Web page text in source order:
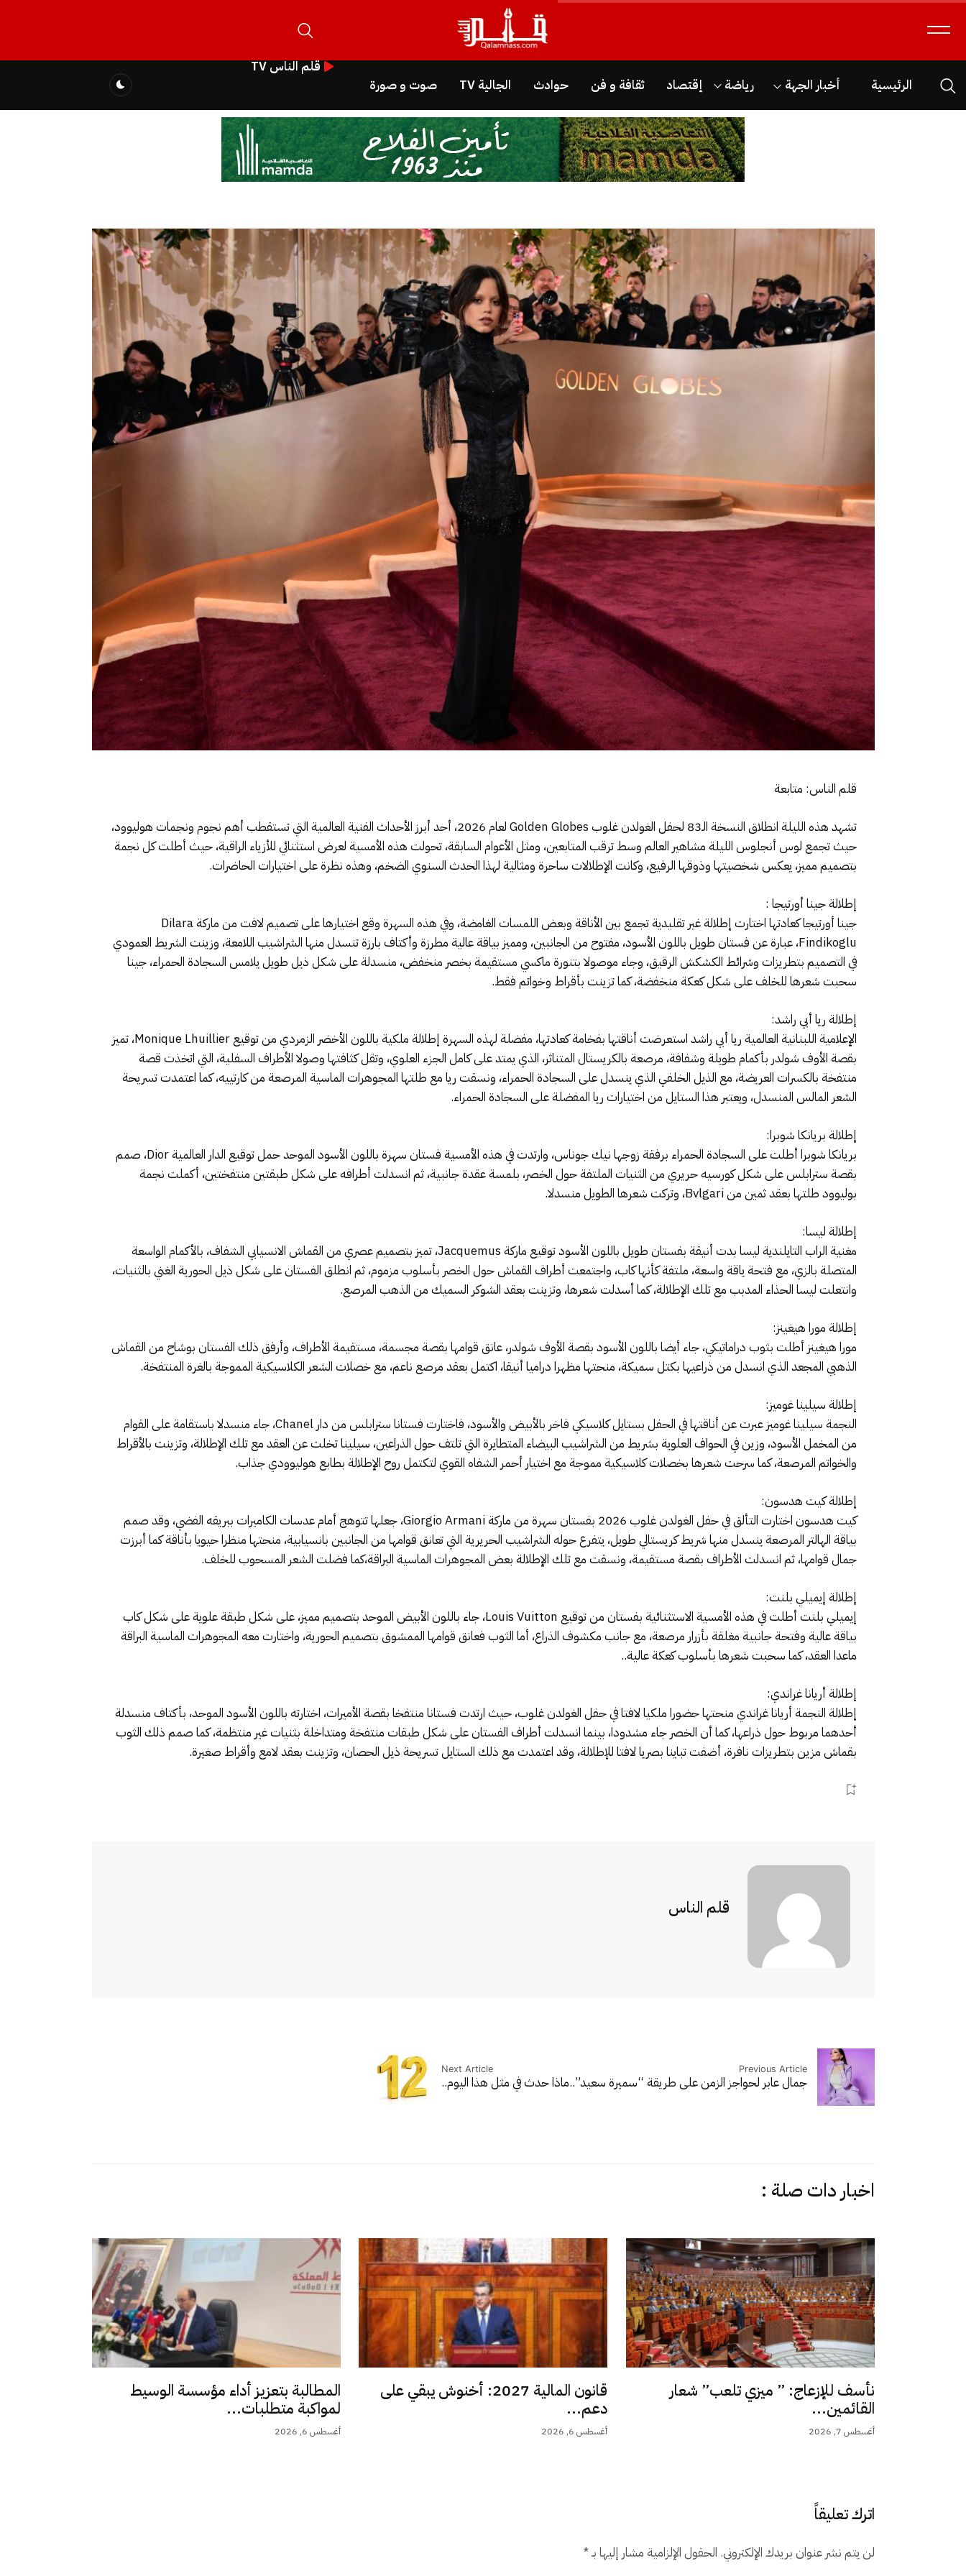
الرئيسية أخبار الجهة رياضة إقتصاد ثقافة و فن حوادث الجالية TV صوت و صورة
قلم الناس TV
قلم الناس: متابعة
تشهد هذه الليلة انطلاق النسخة الـ83 لحفل الغولدن غلوب Golden Globes لعام 2026، أحد أبرز الأحداث الفنية العالمية التي تستقطب أهم نجوم ونجمات هوليوود،
حيث تجمع لوس أنجلوس الليلة مشاهير العالم وسط ترقب المتابعين، ومثل الأعوام السابقة، تحولت هذه الأمسية لعرض استثنائي للأزياء الراقية، حيث أطلت كل نجمة
بتصميم مميز، يعكس شخصيتها وذوقها الرفيع، وكانت الإطلالات ساحرة ومثالية لهذا الحدث السنوي الضخم، وهذه نظرة على اختيارات الحاضرات.
إطلالة جينا أورتيجا :
جينا أورتيجا كعادتها اختارت إطلالة غير تقليدية تجمع بين الأناقة وبعض اللمسات الغامضة، وفي هذه السهرة وقع اختيارها على تصميم لافت من ماركة Dilara
Findikoglu، عبارة عن فستان طويل باللون الأسود، مفتوح من الجانبين، ومميز بياقة عالية مطرزة وأكتاف بارزة تنسدل منها الشراشيب اللامعة، وزينت الشريط العمودي
في التصميم بتطريزات وشرائط الكشكش الرقيق، وجاء موصولا بتنورة ماكسي مستقيمة بخصر منخفض، منسدلة على شكل ذيل طويل يلامس السجادة الحمراء، جينا
سحبت شعرها للخلف على شكل كعكة منخفضة، كما تزينت بأقراط وخواتم فقط.
إطلالة ريا أبي راشد:
الإعلامية اللبنانية العالمية ريا أبي راشد استعرضت أناقتها بفخامة كعادتها، مفضلة لهذه السهرة إطلالة ملكية باللون الأخضر الزمردي من توقيع Monique Lhuillier، تميز
بقصة الأوف شولدر بأكمام طويلة وشفافة، مرصعة بالكريستال المتناثر، الذي يمتد على كامل الجزء العلوي، وتقل كثافتها وصولا الأطراف السفلية، التي اتخذت قصة
منتفخة بالكسرات العريضة، مع الذيل الخلفي الذي ينسدل على السجادة الحمراء، ونسقت ريا مع طلتها المجوهرات الماسية المرصعة من كارتييه، كما اعتمدت تسريحة
الشعر المالس المنسدل، ويعتبر هذا الستايل من اختيارات ريا المفضلة على السجادة الحمراء.
إطلالة بريانكا شوبرا:
بريانكا شوبرا أطلت على السجادة الحمراء برفقة زوجها نيك جوناس، وارتدت في هذه الأمسية فستان سهرة باللون الأسود الموحد حمل توقيع الدار العالمية Dior، صمم
بقصة سترابلس على شكل كورسيه حريري من الثنيات الملتفة حول الخصر، بلمسة عقدة جانبية، ثم انسدلت أطرافه على شكل طبقتين منتفختين، أكملت نجمة
بوليوود طلتها بعقد ثمين من Bvlgari، وتركت شعرها الطويل منسدلا.
إطلالة ليسا:
مغنية الراب التايلندية ليسا بدت أنيقة بفستان طويل باللون الأسود توقيع ماركة Jacquemus، تميز بتصميم عصري من القماش الانسيابي الشفاف، بالأكمام الواسعة
المتصلة بالزي، مع فتحة ياقة واسعة، ملتفة كأنها كاب، واجتمعت أطراف القماش حول الخصر بأسلوب مزموم، ثم انطلق الفستان على شكل ذيل الحورية الغني بالثنيات،
وانتعلت ليسا الحذاء المدبب مع تلك الإطلالة، كما أسدلت شعرها، وتزينت بعقد الشوكر السميك من الذهب المرصع.
إطلالة مورا هيغينز:
مورا هيغينز أطلت بثوب دراماتيكي، جاء أيضا باللون الأسود بقصة الأوف شولدر، عانق قوامها بقصة مجسمة، مستقيمة الأطراف، وأرفق ذلك الفستان بوشاح من القماش
الذهبي المجعد الذي انسدل من ذراعيها بكتل سميكة، منحتها مظهرا دراميا أنيقا، اكتمل بعقد مرصع ناعم، مع خصلات الشعر الكلاسيكية المموجة بالغرة المنتفخة.
إطلالة سيلينا غوميز:
النجمة سيلينا غوميز عبرت عن أناقتها في الحفل بستايل كلاسيكي فاخر بالأبيض والأسود، فاختارت فستانا سترابلس من دار Chanel، جاء منسدلا باستقامة على القوام
من المخمل الأسود، وزين في الحواف العلوية بشريط من الشراشيب البيضاء المتطايرة التي تلتف حول الذراعين، سيلينا تخلت عن العقد مع تلك الإطلالة، وتزينت بالأقراط
والخواتم المرصعة، كما سرحت شعرها بخصلات كلاسيكية مموجة مع اختيار أحمر الشفاه القوي لتكتمل روح الإطلالة بطابع هوليوودي جذاب.
إطلالة كيت هدسون:
كيت هدسون اختارت التألق في حفل الغولدن غلوب 2026 بفستان سهرة من ماركة Giorgio Armani، جعلها تتوهج أمام عدسات الكاميرات ببريقه الفضي، وقد صمم
بياقة الهالتر المرصعة ينسدل منها شريط كريستالي طويل، يتفرع حوله الشراشيب الحريرية التي تعانق قوامها من الجانبين بانسيابية، منحتها منظرا حيويا بأناقة كما أبرزت
جمال قوامها، ثم انسدلت الأطراف بقصة مستقيمة، ونسقت مع تلك الإطلالة بعض المجوهرات الماسية البراقة،كما فضلت الشعر المسحوب للخلف.
إطلالة إيميلي بلنت:
إيميلي بلنت أطلت في هذه الأمسية الاستثنائية بفستان من توقيع Louis Vuitton، جاء باللون الأبيض الموحد بتصميم مميز، على شكل طبقة علوية على شكل كاب
بياقة عالية وفتحة جانبية مغلقة بأزرار مرصعة، مع جانب مكشوف الذراع، أما الثوب فعانق قوامها الممشوق بتصميم الحورية، واختارت معه المجوهرات الماسية البراقة
ماعدا العقد، كما سحبت شعرها بأسلوب كعكة عالية..
إطلالة أريانا غراندي:
إطلالة النجمة أريانا غراندي منحتها حضورا ملكيا لافتا في حفل الغولدن غلوب، حيث ارتدت فستانا منتفخا بقصة الأميرات، اختارته باللون الأسود الموحد، بأكتاف منسدلة
أحدهما مربوط حول ذراعها، كما أن الخصر جاء مشدودا، بينما انسدلت أطراف الفستان على شكل طبقات منتفخة ومتداخلة بثنيات غير منتظمة، كما صمم ذلك الثوب
بقماش مزين بتطريزات نافرة، أضفت تباينا بصريا لافتا للإطلالة، وقد اعتمدت مع ذلك الستايل تسريحة ذيل الحصان، وتزينت بعقد لامع وأقراط صغيرة.
قلم الناس
Previous Article
جمال عابر لحواجز الزمن على طريقة “سميرة سعيد”..
Next Article
ماذا حدث في مثل هذا اليوم..
اخبار دات صلة :
نأسف للإزعاج: ” ميزي تلعب” شعار
القائمين...
أغسطس 7, 2026
قانون المالية 2027: أخنوش يبقي على
دعم...
أغسطس 6, 2026
المطالبة بتعزيز أداء مؤسسة الوسيط
لمواكبة متطلبات...
أغسطس 6, 2026
اترك تعليقاً
لن يتم نشر عنوان بريدك الإلكتروني. الحقول الإلزامية مشار إليها بـ*